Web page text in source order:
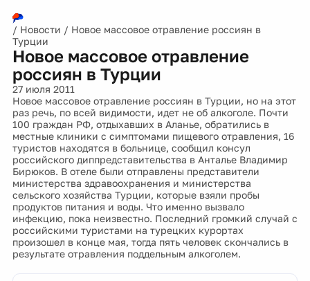
/ Новости / Новое массовое отравление россиян в
Турции
Новое массовое отравление
россиян в Турции
27 июля 2011
Новое массовое отравление россиян в Турции, но на этот
раз речь, по всей видимости, идет не об алкоголе. Почти
100 граждан РФ, отдыхавших в Аланье, обратились в
местные клиники с симптомами пищевого отравления, 16
туристов находятся в больнице, сообщил консул
российского диппредставительства в Анталье Владимир
Бирюков. В отеле были отправлены представители
министерства здравоохранения и министерства
сельского хозяйства Турции, которые взяли пробы
продуктов питания и воды. Что именно вызвало
инфекцию, пока неизвестно. Последний громкий случай с
российскими туристами на турецких курортах
произошел в конце мая, тогда пять человек скончались в
результате отравления поддельным алкоголем.